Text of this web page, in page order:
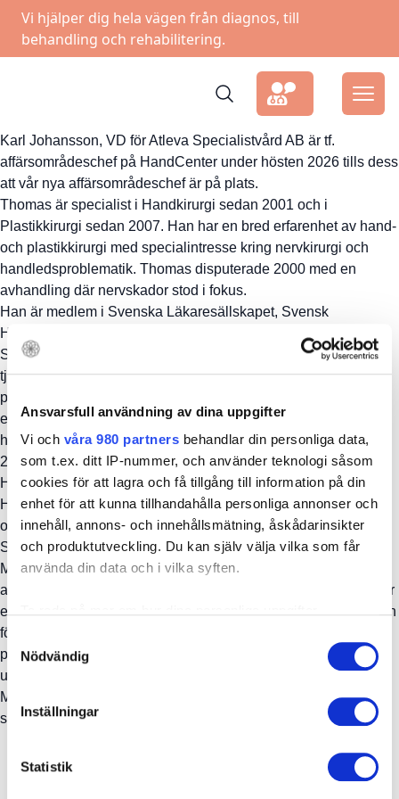
Ansvarsfull användning av dina uppgifter
Vi och våra 980 partners behandlar din personliga data,
som t.ex. ditt IP-nummer, och använder teknologi såsom
cookies för att lagra och få tillgång till information på din
enhet för att kunna tillhandahålla personliga annonser och
innehåll, annons- och innehållsmätning, åskådarinsikter
och produktutveckling. Du kan själv välja vilka som får
använda din data och i vilka syften.
Du kan ändra eller dra tillbaka ditt samtycke när som
Vi använder enhetsidentifierare för att anpassa innehållet
för sociala medier och analysera vår trafik. Vi
vidarebefordrar även sådana identifierare och annan
Samtyckesval
Nödvändig
Inställningar
Statistik
Vi hjälper dig hela vägen från diagnos, till
behandling och rehabilitering.
Karl Johansson, VD för Atleva Specialistvård AB är tf.
affärsområdeschef på HandCenter under hösten 2026 tills dess
att vår nya affärsområdeschef är på plats.
Thomas är specialist i Handkirurgi sedan 2001 och i
Plastikkirurgi sedan 2007. Han har en bred erfarenhet av hand-
och plastikkirurgi med specialintresse kring nervkirurgi och
handledsproblematik. Thomas disputerade 2000 med en
avhandling där nervskador stod i fokus.
Han är medlem i Svenska Läkaresällskapet, Svensk
Handkirurgisk Förening och Svensk Plastikkirurgisk Förening.
Simon är specialist och docent i Handkirurgi. Han har
tjänstgjort som visiting instructor i Handkirurgi vid det
prestigefulla Stanford University i USA. Simon har en bred
erfarenhet av handkirurgi med specialintresse kring
handledsproblematik. Simon började arbeta på HandCenter
2015.
Han är medlem i Svenska Läkaresällskapet, Svensk
Handkirurgisk Förening
och Plastic Surgery Research Council. Simon är sekreterare i
Svensk Handkirurgisk Förening.
Maarit arbetar som handterapeut och tog
arbetsterapeutexamen vid Linköping Universitet 2000. Hon har
erfarenhet inom medicinsk rehabilitering, ryggmärgsskador och
förvärvade hjärnskador. Hon har arbetat på Hand- och
plastikkirurgiska kliniken på Universitetssjukhuset i Linköping
under många år.
Maarit arbetar på Handcenter i Linköping sedan 2015 och är
sedan 2023 enhetschef.